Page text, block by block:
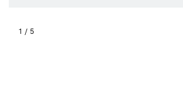
1 / 5